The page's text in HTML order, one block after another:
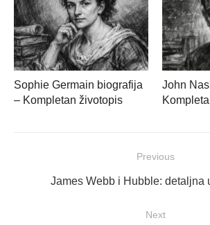
Sophie Germain biografija
– Kompletan životopis
John
objava
Previous
Previous
James Webb i Hubble: detaljna
Next